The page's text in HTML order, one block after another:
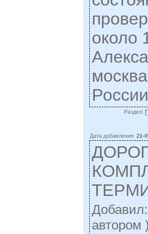
около
Раздел:
Дата добавления:21-
автором